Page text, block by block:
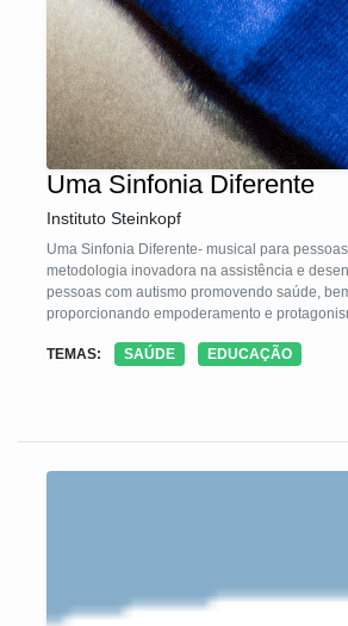
Uma Sinfonia Diferente
Instituto Steinkopf
Uma Sinfonia Diferente- musical para
metodologia inovadora na assistência e
pessoas com autismo promovendo saúde, bem estar e
proporcionando empoderamento e
comunidade. A metodologia consiste em quatro etapas:
grupos para devolutivas sobre a evolução da
TEMAS: SAÚDE EDUCAÇÃO